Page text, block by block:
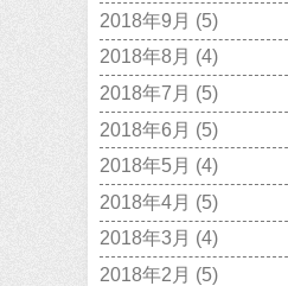
2018年9月 (5)
2018年8月 (4)
2018年7月 (5)
2018年6月 (5)
2018年5月 (4)
2018年4月 (5)
2018年3月 (4)
2018年2月 (5)